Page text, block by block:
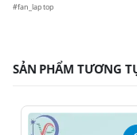
#fan_laptop
SẢN PHẨM TƯƠNG